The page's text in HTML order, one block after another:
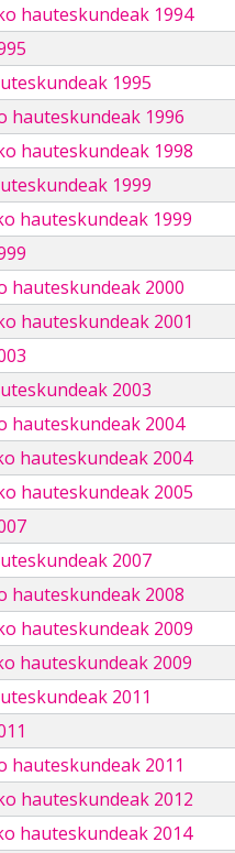
hauteskundeak 1994
1995
hauteskundeak 1996
hauteskundeak 1998
1999
hauteskundeak 1999
hauteskundeak 2000
hauteskundeak 2001
2003
hauteskundeak 2004
hauteskundeak 2004
hauteskundeak 2005
2007
hauteskundeak 2008
hauteskundeak 2009
hauteskundeak 2009
2011
hauteskundeak 2011
hauteskundeak 2012
hauteskundeak 2014